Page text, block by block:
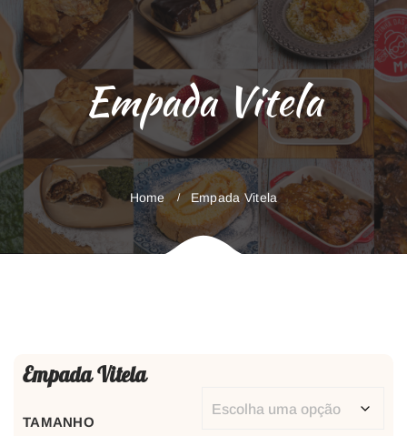
Empada Vitela
Home Empada Vitela
Empada Vitela
TAMANHO